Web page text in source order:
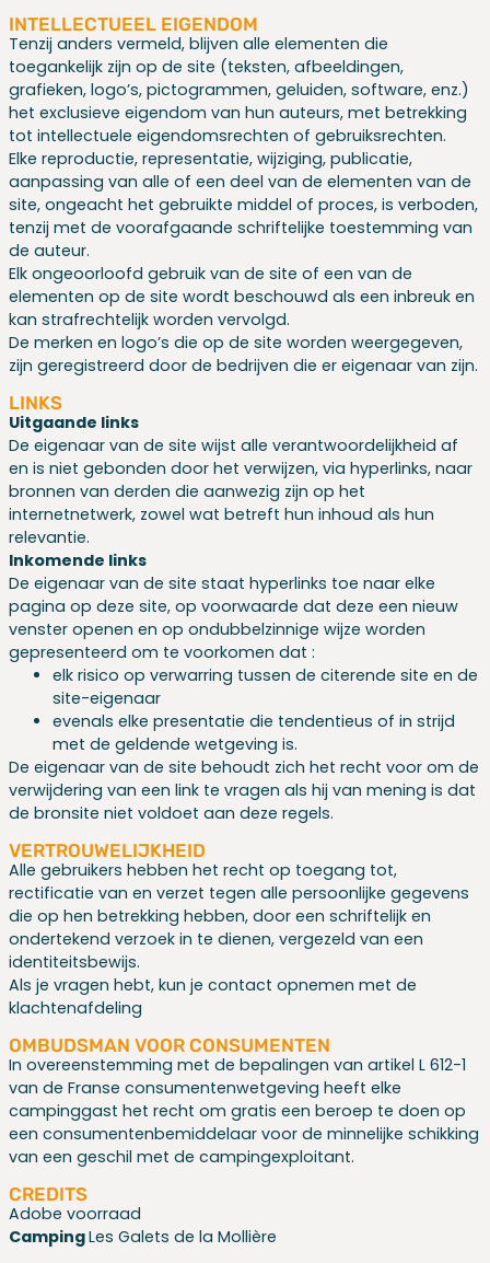
INTELLECTUEEL EIGENDOM
Tenzij anders vermeld, blijven alle elementen die
toegankelijk zijn op de site (teksten, afbeeldingen,
grafieken, logo’s, pictogrammen, geluiden, software, enz.)
het exclusieve eigendom van hun auteurs, met betrekking
tot intellectuele eigendomsrechten of gebruiksrechten.
Elke reproductie, representatie, wijziging, publicatie,
aanpassing van alle of een deel van de elementen van de
site, ongeacht het gebruikte middel of proces, is verboden,
tenzij met de voorafgaande schriftelijke toestemming van
de auteur.
Elk ongeoorloofd gebruik van de site of een van de
elementen op de site wordt beschouwd als een inbreuk en
kan strafrechtelijk worden vervolgd.
De merken en logo’s die op de site worden weergegeven,
zijn geregistreerd door de bedrijven die er eigenaar van zijn.
LINKS
Uitgaande links
De eigenaar van de site wijst alle verantwoordelijkheid af
en is niet gebonden door het verwijzen, via hyperlinks, naar
bronnen van derden die aanwezig zijn op het
internetnetwerk, zowel wat betreft hun inhoud als hun
relevantie.
Inkomende links
De eigenaar van de site staat hyperlinks toe naar elke
pagina op deze site, op voorwaarde dat deze een nieuw
venster openen en op ondubbelzinnige wijze worden
gepresenteerd om te voorkomen dat :
elk risico op verwarring tussen de citerende site en de
site-eigenaar
evenals elke presentatie die tendentieus of in strijd
met de geldende wetgeving is.
De eigenaar van de site behoudt zich het recht voor om de
verwijdering van een link te vragen als hij van mening is dat
de bronsite niet voldoet aan deze regels.
VERTROUWELIJKHEID
Alle gebruikers hebben het recht op toegang tot,
rectificatie van en verzet tegen alle persoonlijke gegevens
die op hen betrekking hebben, door een schriftelijk en
ondertekend verzoek in te dienen, vergezeld van een
identiteitsbewijs.
Als je vragen hebt, kun je contact opnemen met de
klachtenafdeling
OMBUDSMAN VOOR CONSUMENTEN
In overeenstemming met de bepalingen van artikel L 612-1
van de Franse consumentenwetgeving heeft elke
campinggast het recht om gratis een beroep te doen op
een consumentenbemiddelaar voor de minnelijke schikking
van een geschil met de campingexploitant.
CREDITS
Adobe voorraad
CampingLes Galets de la Mollière